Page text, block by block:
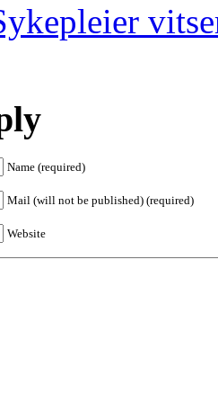
Name (required)
Mail (will not be published) (required)
Website